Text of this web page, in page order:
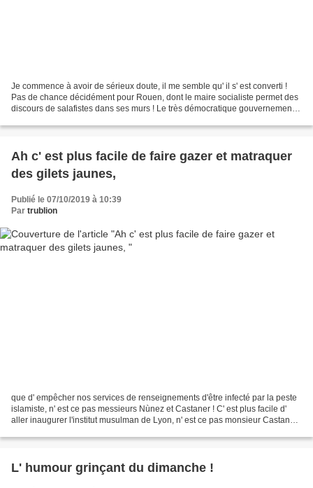
Je commence à avoir de sérieux doute, il me semble qu' il s' est converti !
Pas de chance décidément pour Rouen, dont le maire socialiste permet des
discours de salafistes dans ses murs ! Le très démocratique gouvernement
Ah c' est plus facile de faire gazer et matraquer
des gilets jaunes,
Publié le 07/10/2019 à 10:39
Par trublion
que d' empêcher nos services de renseignements d'être infecté par la peste
islamiste, n' est ce pas messieurs Nùnez et Castaner ! C' est plus facile d'
aller inaugurer l'institut musulman de Lyon, n' est ce pas monsieur Castaner !
L' humour grinçant du dimanche !